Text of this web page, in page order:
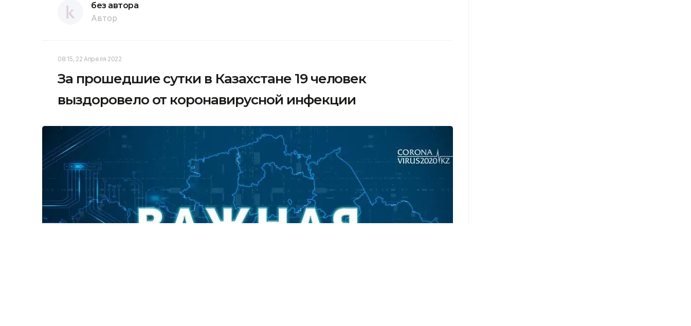
без автора
Автор
08:15, 22 Апреля 2022
За прошедшие сутки в Казахстане 19 человек
выздоровело от коронавирусной инфекции